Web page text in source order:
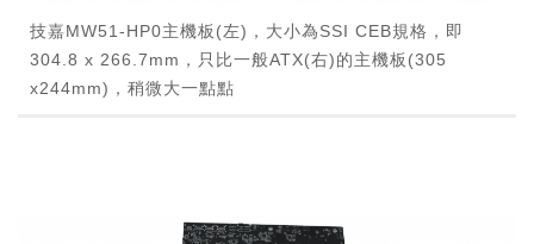
技嘉MW51-HP0主機板(左)，大小為SSI CEB規格，即
304.8 x 266.7mm，只比一般ATX(右)的主機板(305
x244mm)，稍微大一點點